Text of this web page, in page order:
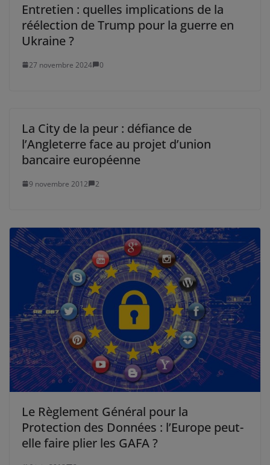
Entretien : quelles implications de la
réélection de Trump pour la guerre en
Ukraine ?
27 novembre 2024 0
La City de la peur : défiance de
l’Angleterre face au projet d’union
bancaire européenne
9 novembre 2012 2
Le Règlement Général pour la
Protection des Données : l’Europe peut-
elle faire plier les GAFA ?